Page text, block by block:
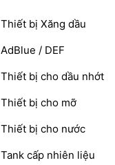
Thiết bị Xăng dầu
AdBlue / DEF
Thiết bị cho dầu nhớt
Thiết bị cho mỡ
Thiết bị cho nước
Tank cấp nhiên liệu